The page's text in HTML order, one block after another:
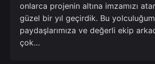
onlarca projenin altına imzamızı
güzel bir yıl geçirdik. Bu
paydaşlarımıza ve değerli ekip
çok…